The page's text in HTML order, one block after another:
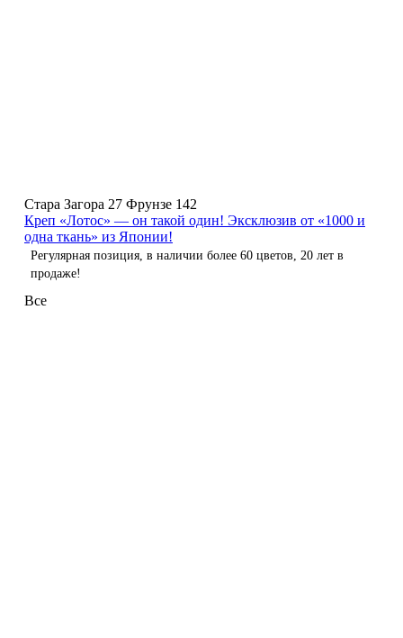
Стара Загора 27 Фрунзе 142
Креп «Лотос» — он такой один! Эксклюзив от «1000 и
одна ткань» из Японии!
Регулярная позиция, в наличии более 60 цветов, 20 лет в
продаже!
Все